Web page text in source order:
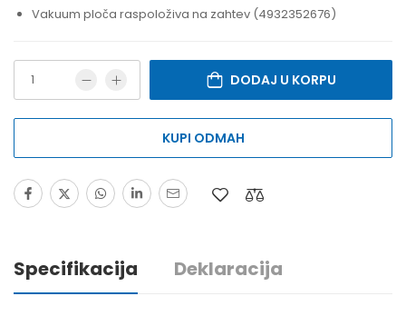
Vakuum ploča raspoloživa na zahtev (4932352676)
DODAJ U KORPU
KUPI ODMAH
Specifikacija Deklaracija